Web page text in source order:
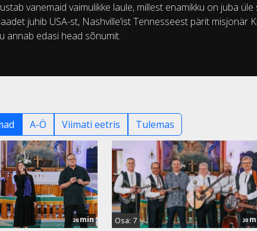
vanemaid vaimulikke laule, millest enamikku on juba
juhib USA-st, Nashville’ist Tennesseest pärit misjonär
annab edasi head sõnumit.
A-Ö Viimati eetris Tulemas
20min Osa: 7 20